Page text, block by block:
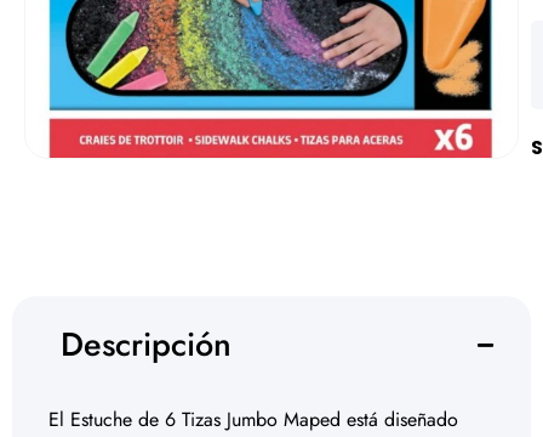
Descripción
El Estuche de 6 Tizas Jumbo Maped está diseñado